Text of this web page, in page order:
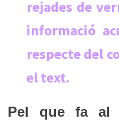
rejades de
informació
respecte del
el text.
Pel que fa al